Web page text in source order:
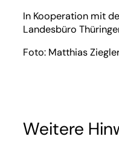
In Kooperation mit
Landesbüro
Foto: Matthias
Weitere